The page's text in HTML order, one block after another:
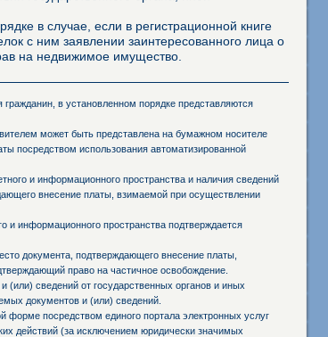
в случае, если в регистрационной книге
с ним заявлении заинтересованного лица о
на недвижимое имущество.
в установленном порядке представляются
может быть представлена на бумажном носителе
посредством использования автоматизированной
и информационного пространства и наличия сведений
внесение платы, взимаемой при осуществлении
и информационного пространства подтверждается
документа, подтверждающего внесение платы,
право на частичное освобождение.
(или) сведений от государственных органов и иных
документов и (или) сведений.
посредством единого портала электронных услуг
действий (за исключением юридически значимых